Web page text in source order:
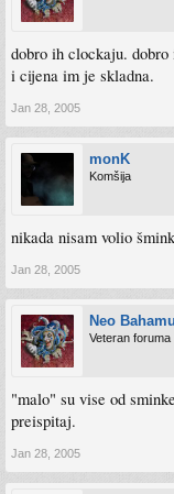
dobro ih clockaju.
i cijena im je skladna.
Jan 28, 2005
monK
Komšija
nikada nisam volio
Jan 28, 2005
Neo
Veteran foruma
"malo" su vise od
preispitaj.
Jan 28, 2005